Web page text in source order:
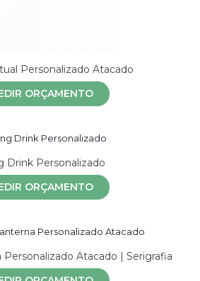
Personalizado Atacado
ORÇAMENTO
Drink Personalizado
ORÇAMENTO
Personalizado Atacado | Serigrafia